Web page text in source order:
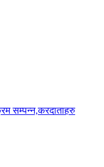
सम्पन्न,करदाताहरु